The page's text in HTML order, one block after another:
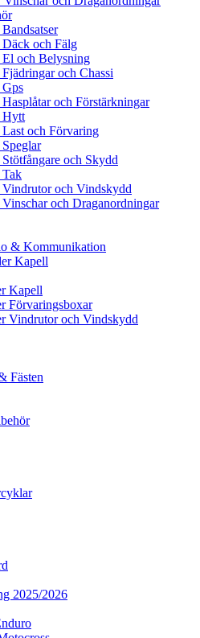
och Fälg
El och Belysning
och Chassi
och Förstärkningar
Hytt
och Förvaring
och Skydd
Vindrutor och Vindskydd
och Draganordningar
& Kommunikation
Kapell
Kapell
Förvaringsboxar
Vindrutor och Vindskydd
Fästen
2025/2026